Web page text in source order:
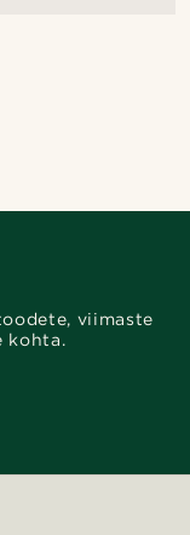
viimaste
kohta.